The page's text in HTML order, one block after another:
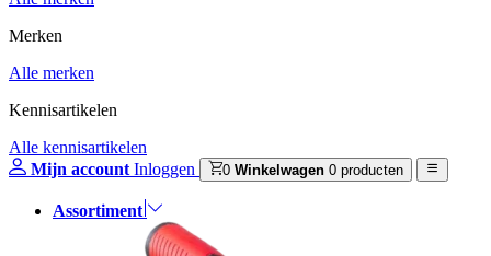
Merken
Alle merken
Kennisartikelen
Alle kennisartikelen
Mijn account Inloggen 0 Winkelwagen 0 producten
Assortiment